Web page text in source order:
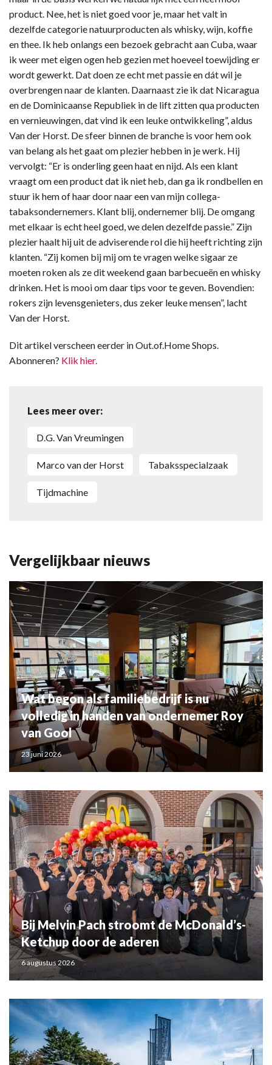
product. Nee, het is niet goed voor je, maar het valt in
dezelfde categorie natuurproducten als whisky, wijn, koffie
en thee. Ik heb onlangs een bezoek gebracht aan Cuba, waar
ik weer met eigen ogen heb gezien met hoeveel toewijding er
wordt gewerkt. Dat doen ze echt met passie en dát wil je
overbrengen naar de klanten. Daarnaast zie ik dat Nicaragua
en de Dominicaanse Republiek in de lift zitten qua producten
en vernieuwingen, dat vind ik een leuke ontwikkeling”, aldus
Van der Horst. De sfeer binnen de branche is voor hem ook
van belang als het gaat om plezier hebben in je werk. Hij
vervolgt: “Er is onderling geen haat en nijd. Als een klant
vraagt om een product dat ik niet heb, dan ga ik rondbellen en
stuur ik hem of haar door naar een van mijn collega-
tabaksondernemers. Klant blij, ondernemer blij. De omgang
met elkaar is echt heel goed, we delen dezelfde passie.” Zijn
plezier haalt hij uit de adviserende rol die hij heeft richting zijn
klanten. “Zij komen bij mij om te vragen welke sigaar ze
moeten roken als ze dit weekend gaan barbecueën en whisky
drinken. Het is mooi om daar tips voor te geven. Bovendien:
rokers zijn levensgenieters, dus zeker leuke mensen”, lacht
Van der Horst.
Dit artikel verscheen eerder in Out.of.Home Shops.
Abonneren? Klik hier.
Lees meer over:
D.G. Van Vreumingen
Marco van der Horst tabaksspecialzaak
tijdmachine
Vergelijkbaar nieuws
Wat begon als familiebedrijf is nu
volledig in handen van ondernemer Roy
van Gool
23 juni 2026
Bij Melvin Pach stroomt de McDonald’s-
Ketchup door de aderen
6 augustus 2026